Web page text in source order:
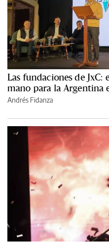
Las fundaciones de JxC:
mano para la Argentina
Andrés Fidanza